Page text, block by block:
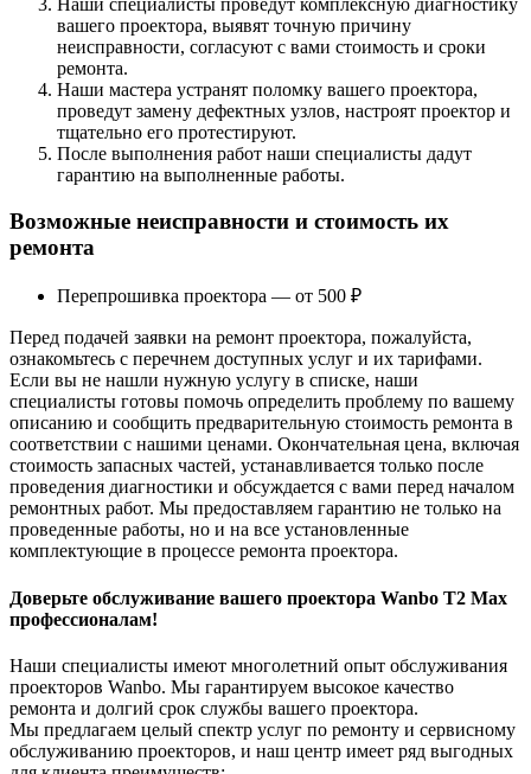
Наши специалисты проведут комплексную диагностику
вашего проектора, выявят точную причину
неисправности, согласуют с вами стоимость и сроки
ремонта.
Наши мастера устранят поломку вашего проектора,
проведут замену дефектных узлов, настроят проектор и
тщательно его протестируют.
После выполнения работ наши специалисты дадут
гарантию на выполненные работы.
Возможные неисправности и стоимость их
ремонта
Перепрошивка проектора — от 500 ₽
Перед подачей заявки на ремонт проектора, пожалуйста,
ознакомьтесь с перечнем доступных услуг и их тарифами.
Если вы не нашли нужную услугу в списке, наши
специалисты готовы помочь определить проблему по вашему
описанию и сообщить предварительную стоимость ремонта в
соответствии с нашими ценами. Окончательная цена, включая
стоимость запасных частей, устанавливается только после
проведения диагностики и обсуждается с вами перед началом
ремонтных работ. Мы предоставляем гарантию не только на
проведенные работы, но и на все установленные
комплектующие в процессе ремонта проектора.
Доверьте обслуживание вашего проектора Wanbo T2 Max
профессионалам!
Наши специалисты имеют многолетний опыт обслуживания
проекторов Wanbo. Мы гарантируем высокое качество
ремонта и долгий срок службы вашего проектора.
Мы предлагаем целый спектр услуг по ремонту и сервисному
обслуживанию проекторов, и наш центр имеет ряд выгодных